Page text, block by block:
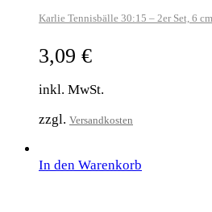
Karlie Tennisbälle 30:15 – 2er Set, 6 cm
3,09 €
inkl. MwSt.
zzgl. Versandkosten
In den Warenkorb